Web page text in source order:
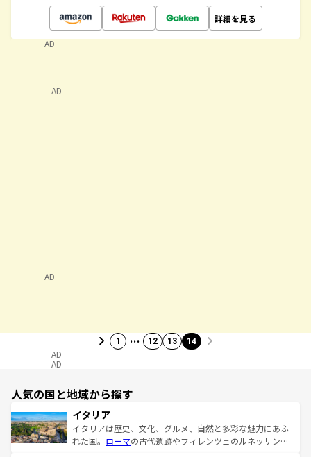
詳細を見る
AD
AD
1 … 12 13 14
AD
AD
人気の国と地域から探す
イタリア
イタリアは歴史、文化、グルメ、自然と多彩な魅力にあふ
れた国。 ローマの古代遺跡やフィレンツェのルネッサンス
AD